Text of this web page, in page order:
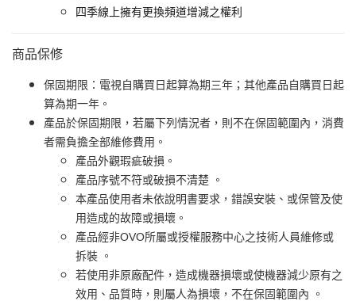
四季線上擁有更換頻道增減之權利
商品保修
保固期限：電視自購買日起算為期三年；其他產品自購買日起
算為期一年。
產品於保固期限，若屬下列情況者，則不在保固範圍內，消費
者需負擔全部維修費用。
產品外觀瑕疵破損。
產品序號不符或破損不清楚 。
本產品使用者未依說明書要求，錯誤安裝、或保管及使
用造成的故障或損壞。
產品經非OVO所屬或授權服務中心之技術人員維修或
拆裝 。
若使用非原廠配件，造成機器損壞或使機器減少原有之
效用、品質時，則屬人為損壞，不在保固範圍內 。